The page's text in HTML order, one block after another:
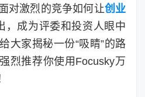
对激烈的竞争如何让创业
，成为评委和投资人眼中
大家揭秘一份“吸睛”的路
烈推荐你使用Focusky万